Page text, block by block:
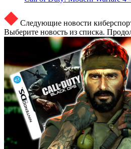
Следующие новости
Выберите новость из списка.